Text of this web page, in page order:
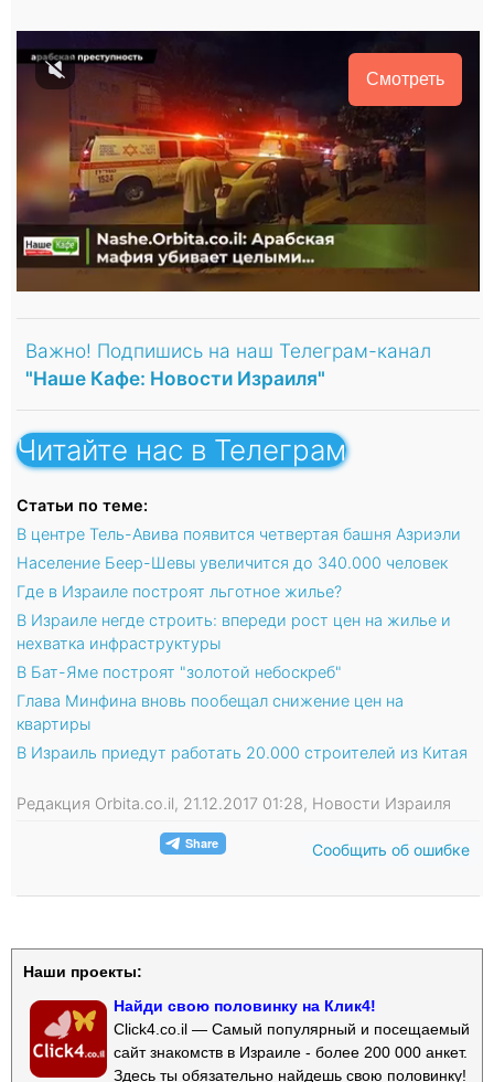
Смотреть
Важно! Подпишись на наш Телеграм-канал
"Наше Кафе: Новости Израиля"
Читайте нас в Телеграм
Статьи по теме:
В центре Тель-Авива появится четвертая башня Азриэли
Население Беер-Шевы увеличится до 340.000 человек
Где в Израиле построят льготное жилье?
В Израиле негде строить: впереди рост цен на жилье и
нехватка инфраструктуры
В Бат-Яме построят "золотой небоскреб"
Глава Минфина вновь пообещал снижение цен на
квартиры
В Израиль приедут работать 20.000 строителей из Китая
Редакция Orbita.co.il, 21.12.2017 01:28, Новости Израиля
Сообщить об ошибке
Наши проекты:
Найди свою половинку на Клик4!
Click4.co.il — Самый популярный и посещаемый
сайт знакомств в Израиле - более 200 000 анкет.
Здесь ты обязательно найдешь свою половинку!